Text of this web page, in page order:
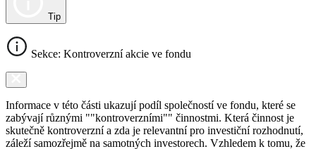
Tip
Sekce: Kontroverzní akcie ve fondu
Informace v této části ukazují podíl společností ve fondu, které se
zabývají různými ""kontroverzními"" činnostmi. Která činnost je
skutečně kontroverzní a zda je relevantní pro investiční rozhodnutí,
záleží samozřejmě na samotných investorech. Vzhledem k tomu, že